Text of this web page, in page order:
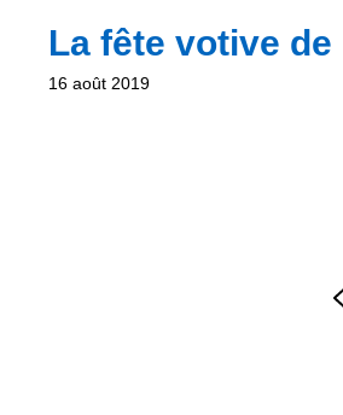
La fête votive
16 août 2019